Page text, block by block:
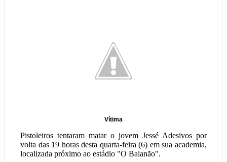
Vítima
Pistoleiros tentaram matar o jovem Jessé Adesivos por
volta das 19 horas desta quarta-feira (6) em sua academia,
localizada próximo ao estádio "O Baianão".